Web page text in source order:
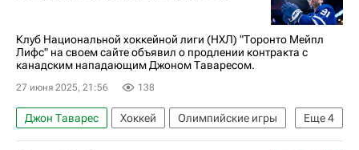
Клуб Национальной хоккейной лиги (НХЛ) "Торонто Мейпл
Лифс" на своем сайте объявил о продлении контракта с
канадским нападающим Джоном Таваресом.
27 июня 2025, 21:56 138
Еще4
Джон Таварес Хоккей
Олимпийские игры
Торонто
Россия
Торонто Мейпл Лифс